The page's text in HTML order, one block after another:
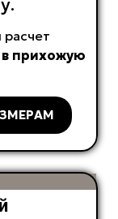
прихожую